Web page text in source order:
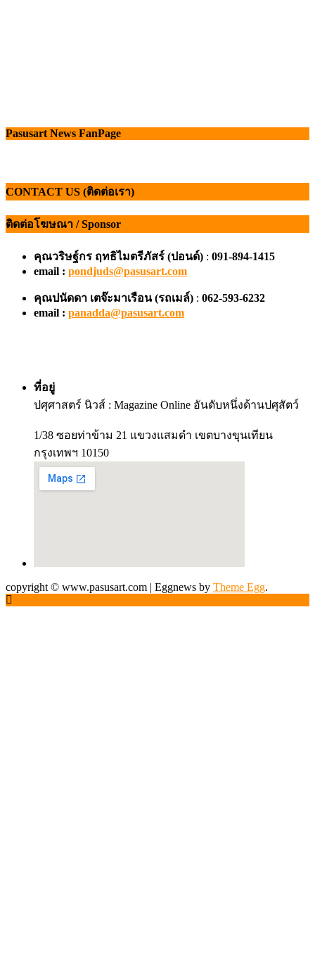
Pasusart News FanPage
CONTACT US (ติดต่อเรา)
ติดต่อโฆษณา / Sponsor
คุณวริษฐ์กร ฤทธิไมตรีภัสร์ (ปอนด์) : 091-894-1415
email : pondjuds@pasusart.com
คุณปนัดดา เตจ๊ะมาเรือน (รถเมล์) : 062-593-6232
email : panadda@pasusart.com
ที่อยู่
ปศุศาสตร์ นิวส์ : Magazine Online อันดับหนึ่งด้านปศุสัตว์
1/38 ซอยท่าข้าม 21 แขวงแสมดำ เขตบางขุนเทียน
กรุงเทพฯ 10150
copyright © www.pasusart.com | Eggnews by Theme Egg.